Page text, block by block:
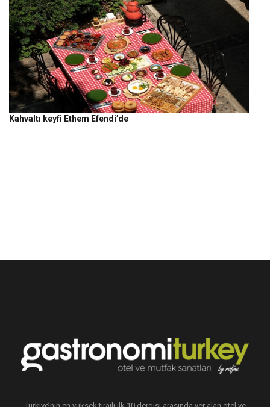
Kahvaltı keyfi Ethem Efendi’de